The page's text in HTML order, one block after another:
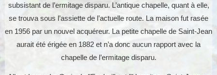
subsistant de l’ermitage disparu. L’antique chapelle, quant à elle,
se trouva sous l’assiette de l’actuelle route. La maison fut rasée
en 1956 par un nouvel acquéreur. La petite chapelle de Saint-Jean
aurait été érigée en 1882 et n’a donc aucun rapport avec la
chapelle de l’ermitage disparu.